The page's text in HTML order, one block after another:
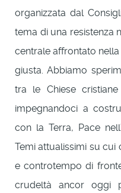
organizzata dal
tema di una resistenza
centrale affrontato
giusta. Abbiamo
tra le Chiese
impegnandoci a
con la Terra, Pace
Temi attualissimi su cui
e controtempo di
crudeltà ancor oggi